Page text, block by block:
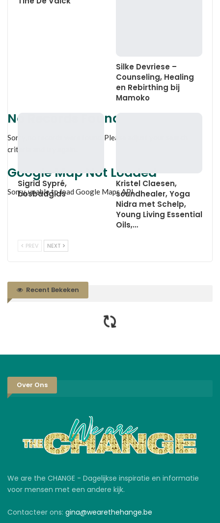
No Records Found
Sorry, no records were found. Please adjust your search
criteria and try again.
Google Map Not Loaded
Sorry, unable to load Google Maps API.
Silke Devriese –
Counseling, Healing
en Rebirthing bij
Mamoko
Sigrid Sypré,
bosbadgids
Kristel Claesen,
soundhealer, Yoga
Nidra met Schelp,
Young Living Essential
Oils,…
PREV NEXT
Recent Bekeken
Over Ons
We are the CHANGE - Dagelijkse inspiratie en informatie
voor mensen met een andere kijk.
Contacteer ons: gina@wearethehange.be